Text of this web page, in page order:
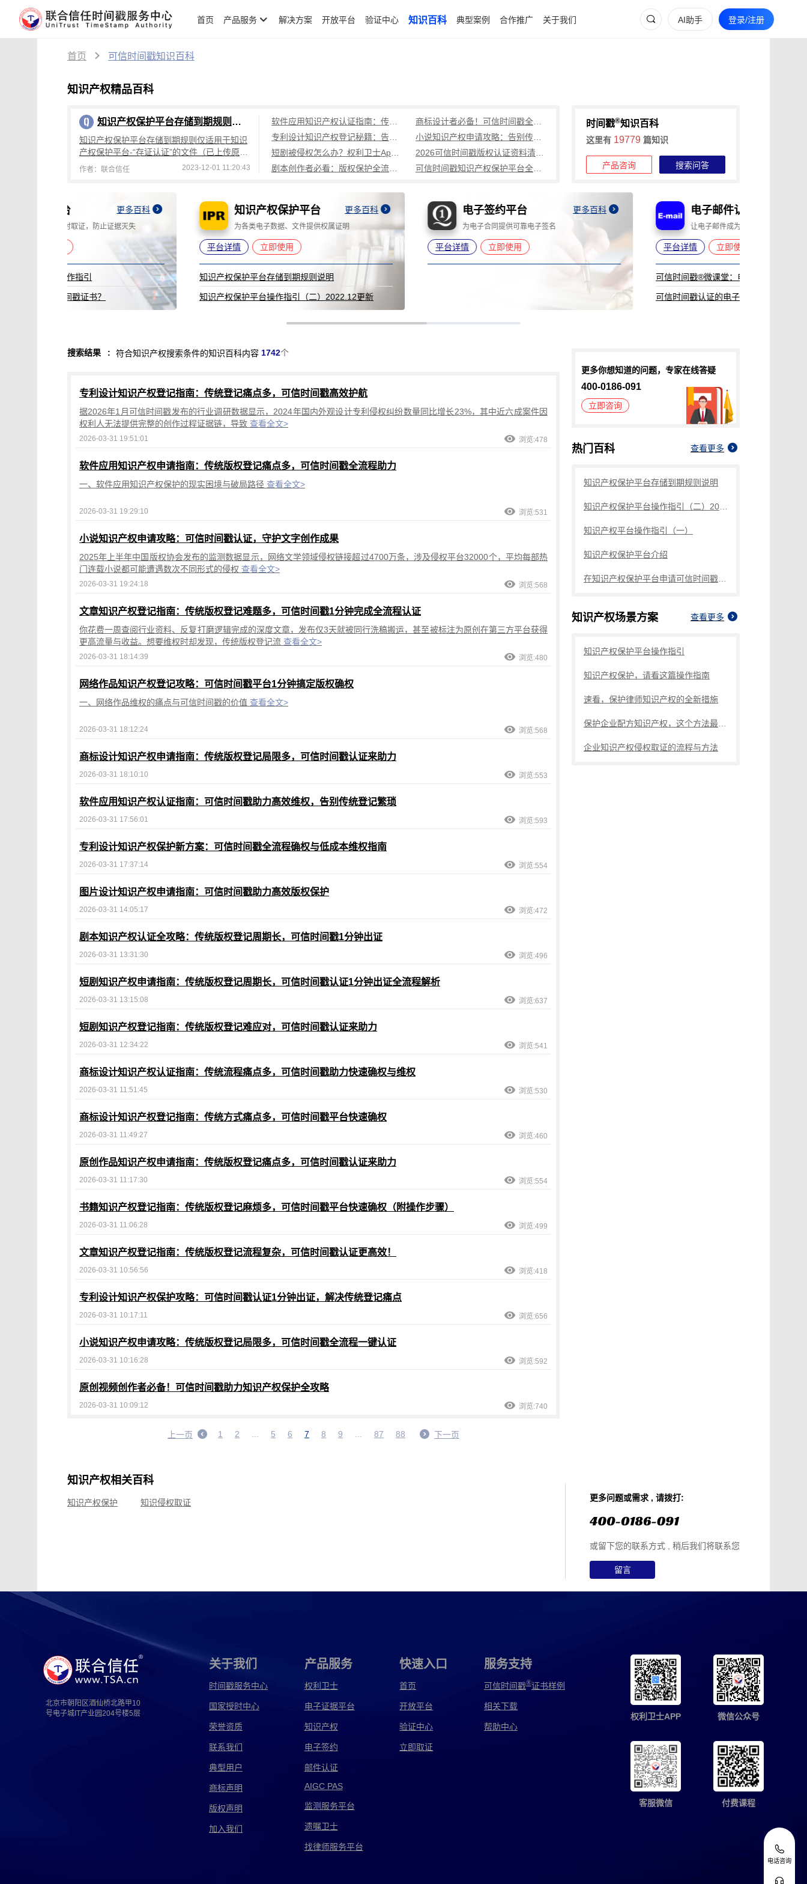
首页 产品服务 解决方案 开放平台 验证中心 知识百科 典型案例 合作推广 关于我们 AI助手 登录/注册
首页 可信时间戳知识百科
知识产权精品百科
知识产权保护平台存储到期规则说明
知识产权保护平台存储到期规则仅适用于知识
产权保护平台-“存证认证”的文件（已上传原
件），脱敏认证的文件不适用，具体规则如
作者：联合信任 2023-12-01 11:20:43
时间戳®知识百科
这里有 19779 篇知识
产品咨询 搜索问答
知识产权保护平台 更多百科
为各类电子数据、文件提供权属证明
立即使用
知识产权保护平台存储到期规则说明
知识产权保护平台操作指引（二）2022.12更新
电子签约平台 更多百科
为电子合同提供可靠电子签名
立即使用
电子邮件认证平台 更多百科
让电子邮件成为不可否认的电子证据
可信时间戳®微课堂：电子邮件认证服务
可信时间戳认证的电子邮件司法认可吗？
搜索结果 : 符合知识产权搜索条件的知识百科内容 1742个
专利设计知识产权登记指南：传统登记痛点多，可信时间戳高效护航
据2026年1月可信时间戳发布的行业调研数据显示，2024年国内外观设计专利侵权纠纷数量同比增长23%，其中近六成案件因
权利人无法提供完整的创作过程证据链，导致 查看全文>
2026-03-31 19:51:01 浏览:478
软件应用知识产权申请指南：传统版权登记痛点多，可信时间戳全流程助力
一、软件应用知识产权保护的现实困境与破局路径 查看全文>
2026-03-31 19:29:10 浏览:531
小说知识产权申请攻略：可信时间戳认证，守护文字创作成果
2025年上半年中国版权协会发布的监测数据显示，网络文学领域侵权链接超过4700万条，涉及侵权平台32000个，平均每部热
门连载小说都可能遭遇数次不同形式的侵权 查看全文>
2026-03-31 19:24:18 浏览:568
文章知识产权登记指南：传统版权登记难题多，可信时间戳1分钟完成全流程认证
你花费一周查阅行业资料、反复打磨逻辑完成的深度文章，发布仅3天就被同行洗稿搬运，甚至被标注为原创在第三方平台获得
更高流量与收益。想要维权时却发现，传统版权登记流 查看全文>
2026-03-31 18:14:39 浏览:480
网络作品知识产权登记攻略：可信时间戳平台1分钟搞定版权确权
一、网络作品维权的痛点与可信时间戳的价值 查看全文>
2026-03-31 18:12:24 浏览:568
商标设计知识产权申请指南：传统版权登记局限多，可信时间戳认证来助力
2026-03-31 18:10:10 浏览:553
软件应用知识产权认证指南：可信时间戳助力高效维权，告别传统登记繁琐
2026-03-31 17:56:01 浏览:593
专利设计知识产权保护新方案：可信时间戳全流程确权与低成本维权指南
2026-03-31 17:37:14 浏览:554
图片设计知识产权申请指南：可信时间戳助力高效版权保护
2026-03-31 14:05:17 浏览:472
剧本知识产权认证全攻略：传统版权登记周期长，可信时间戳1分钟出证
2026-03-31 13:31:30 浏览:496
短剧知识产权申请指南：传统版权登记周期长，可信时间戳认证1分钟出证全流程解析
2026-03-31 13:15:08 浏览:637
短剧知识产权登记指南：传统版权登记难应对，可信时间戳认证来助力
2026-03-31 12:34:22 浏览:541
商标设计知识产权认证指南：传统流程痛点多，可信时间戳助力快速确权与维权
2026-03-31 11:51:45 浏览:530
商标设计知识产权登记指南：传统方式痛点多，可信时间戳平台快速确权
2026-03-31 11:49:27 浏览:460
原创作品知识产权申请指南：传统版权登记痛点多，可信时间戳认证来助力
2026-03-31 11:17:30 浏览:554
书籍知识产权登记指南：传统版权登记麻烦多，可信时间戳平台快速确权（附操作步骤）
2026-03-31 11:06:28 浏览:499
文章知识产权登记指南：传统版权登记流程复杂，可信时间戳认证更高效！
2026-03-31 10:56:56 浏览:418
专利设计知识产权保护攻略：可信时间戳认证1分钟出证，解决传统登记痛点
2026-03-31 10:17:11 浏览:656
小说知识产权申请攻略：传统版权登记局限多，可信时间戳全流程一键认证
2026-03-31 10:16:28 浏览:592
原创视频创作者必备！可信时间戳助力知识产权保护全攻略
2026-03-31 10:09:12 浏览:740
上一页 1 2 5 6 7 8 9 87 88 下一页
更多你想知道的问题，专家在线答疑
400-0186-091
立即咨询
热门百科 查看更多
知识产权保护平台存储到期规则说明
知识产权平台操作指引（一）
知识产权保护平台介绍
知识产权场景方案 查看更多
知识产权保护平台操作指引
知识产权保护，请看这篇操作指南
速看，保护律师知识产权的全新措施
企业知识产权侵权取证的流程与方法
知识产权相关百科
知识产权保护 知识侵权取证 更多问题或需求 , 请拨打:
或留下您的联系方式 , 稍后我们将联系您
留言
北京市朝阳区酒仙桥北路甲10
号电子城IT产业园204号楼5层
关于我们
时间戳服务中心
国家授时中心
荣誉资质
联系我们
典型用户
商标声明
版权声明
加入我们
产品服务
权利卫士
电子证据平台
知识产权
电子签约
邮件认证
AIGC PAS
监测服务平台
遗嘱卫士
找律师服务平台
快速入口
首页
开放平台
验证中心
立即取证
服务支持
可信时间戳®证书样例
相关下载
帮助中心
权利卫士APP 微信公众号
客服微信 付费课程
电话咨询